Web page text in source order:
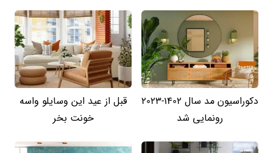
دکوراسیون مد سال 1402-2023
رونمایی شد
قبل از عید این وسایلو واسه
خونت بخر